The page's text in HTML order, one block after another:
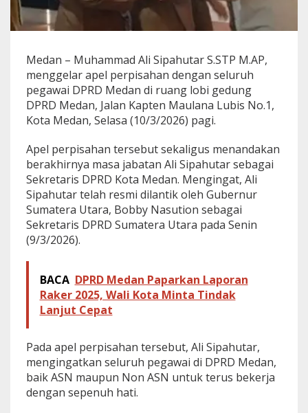
n
A
i
S
i
p
u
t
a
r
:
T
e
l
a
h
B
k
e
r
j
a
Medan – Muhammad Ali Sipahutar S.STP M.AP,
menggelar apel perpisahan dengan seluruh
pegawai DPRD Medan di ruang lobi gedung
DPRD Medan, Jalan Kapten Maulana Lubis No.1,
Kota Medan, Selasa (10/3/2026) pagi.
Apel perpisahan tersebut sekaligus menandakan
berakhirnya masa jabatan Ali Sipahutar sebagai
Sekretaris DPRD Kota Medan. Mengingat, Ali
Sipahutar telah resmi dilantik oleh Gubernur
Sumatera Utara, Bobby Nasution sebagai
Sekretaris DPRD Sumatera Utara pada Senin
(9/3/2026).
BACA DPRD Medan Paparkan Laporan
Raker 2025, Wali Kota Minta Tindak
Lanjut Cepat
Pada apel perpisahan tersebut, Ali Sipahutar,
mengingatkan seluruh pegawai di DPRD Medan,
baik ASN maupun Non ASN untuk terus bekerja
dengan sepenuh hati.